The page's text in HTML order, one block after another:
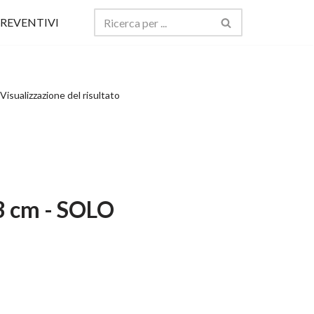
Visualizzazione del risultato
- SOLO